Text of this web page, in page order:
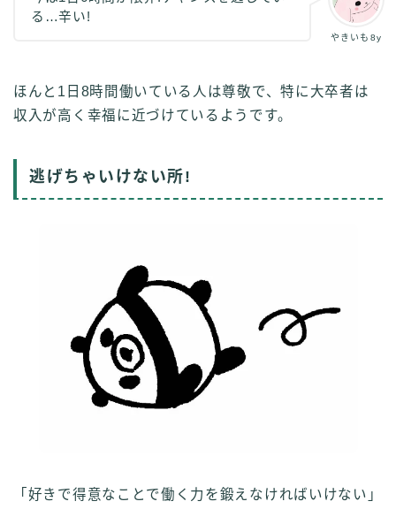
やきいも8y
る…辛い!
ほんと1日8時間働いている人は尊敬で、特に大卒者は
収入が高く幸福に近づけているようです。
逃げちゃいけない所!
「好きで得意なことで働く力を鍛えなければいけない」